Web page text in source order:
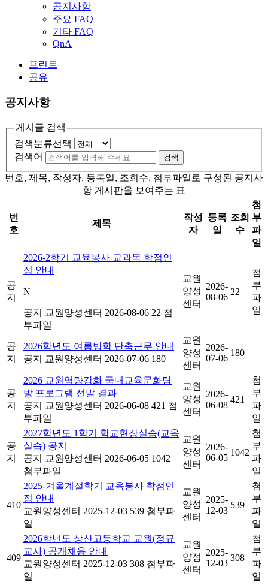
공지사항
주요 FAQ
기타 FAQ
QnA
프린트
공유
공지사항
게시글 검색
검색분류선택
검색어
검색
번호, 제목, 작성자, 등록일, 조회수, 첨부파일로 구성된 공지사
항 게시판을 보여주는 표
번
호
제목
작성
자
등록
일
조회
수
첨
부
파
일
공
지
2026-2학기 교육봉사 교과목 학점인
정 안내
N
공지 교원양성센터 2026-08-06 22 첨
부파일
교원
양성
센터
2026-
08-06
22
첨
부
파
일
공
지
2026학년도 여름방학 단축근무 안내
공지
교원양성센터 2026-07-06 180
교원
양성
센터
2026-
07-06
180
공
지
2026 교원역량강화 국내교육문화탐
방 프로그램 선발 결과
공지
교원양성센터 2026-06-08 421 첨
부파일
교원
양성
센터
2026-
06-08
421
첨
부
파
일
공
지
2027학년도 1학기 학교현장실습(교육
실습) 공지
공지
교원양성센터 2026-06-05 1042
첨부파일
교원
양성
센터
2026-
06-05
1042
첨
부
파
일
410
2025-겨울계절학기 교육봉사 학점인
정 안내
교원양성센터 2025-12-03 539 첨부파
일
교원
양성
센터
2025-
12-03
539
첨
부
파
일
409
2026학년도 상산고등학교 교원(정규
교사) 공개채용 안내
교원양성센터 2025-12-03 308 첨부파
일
교원
양성
센터
2025-
12-03
308
첨
부
파
일